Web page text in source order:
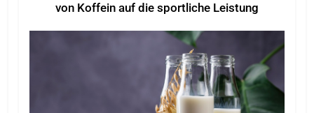
von Koffein auf die sportliche Leistung